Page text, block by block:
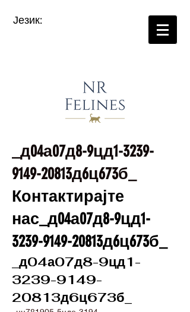
Језик:
_д04а07д8-9цд1-3239-
9149-20813д6ц673б_
Контактирајте
нас_д04а07д8-9цд1-
3239-9149-20813д6ц673б_
_д04а07д8-9цд1-
3239-9149-
20813д6ц673б_